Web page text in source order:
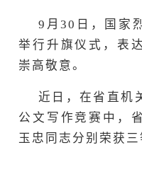
9月30日，国家
举行升旗仪式，表
崇高敬意。
近日，在省直机
公文写作竞赛中，
玉忠同志分别荣获